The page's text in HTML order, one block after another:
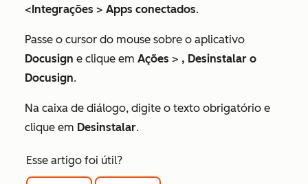
<Integrações > Apps conectados.
Passe o cursor do mouse sobre o aplicativo
Docusign e clique em Ações > , Desinstalar o
Docusign.
Na caixa de diálogo, digite o texto obrigatório e
clique em Desinstalar.
Esse artigo foi útil?